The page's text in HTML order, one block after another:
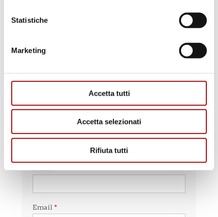
Statistiche
Marketing
Accetta tutti
Accetta selezionati
Rifiuta tutti
0183.54009
Contattaci
Nome*
Email *